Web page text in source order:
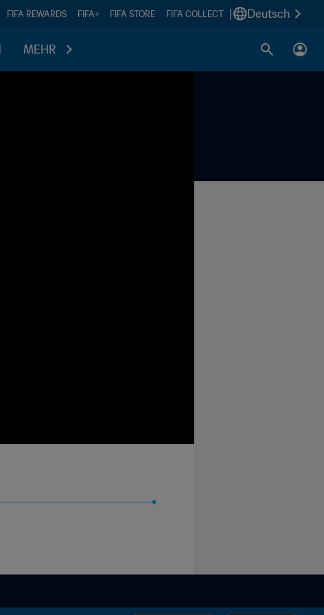
FIFA REWARDS FIFA+ FIFA STORE FIFA COLLECT Deutsch
MEHR